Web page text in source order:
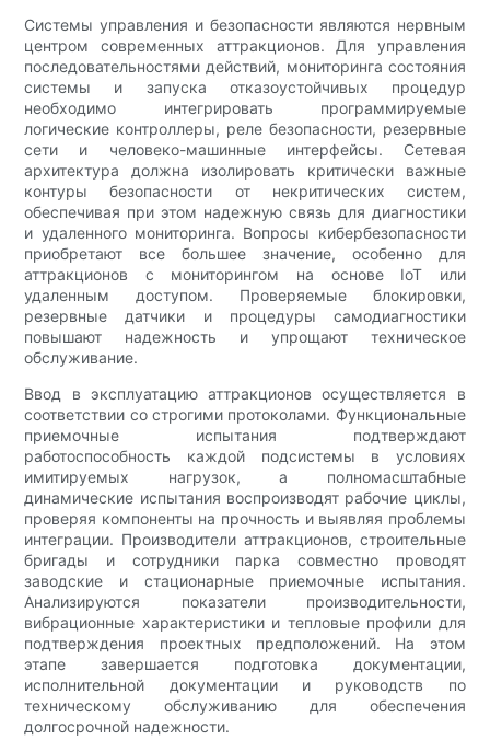
Системы управления и безопасности являются нервным
центром современных аттракционов. Для управления
последовательностями действий, мониторинга состояния
системы и запуска отказоустойчивых процедур
необходимо интегрировать программируемые
логические контроллеры, реле безопасности, резервные
сети и человеко-машинные интерфейсы. Сетевая
архитектура должна изолировать критически важные
контуры безопасности от некритических систем,
обеспечивая при этом надежную связь для диагностики
и удаленного мониторинга. Вопросы кибербезопасности
приобретают все большее значение, особенно для
аттракционов с мониторингом на основе IoT или
удаленным доступом. Проверяемые блокировки,
резервные датчики и процедуры самодиагностики
повышают надежность и упрощают техническое
обслуживание.
Ввод в эксплуатацию аттракционов осуществляется в
соответствии со строгими протоколами. Функциональные
приемочные испытания подтверждают
работоспособность каждой подсистемы в условиях
имитируемых нагрузок, а полномасштабные
динамические испытания воспроизводят рабочие циклы,
проверяя компоненты на прочность и выявляя проблемы
интеграции. Производители аттракционов, строительные
бригады и сотрудники парка совместно проводят
заводские и стационарные приемочные испытания.
Анализируются показатели производительности,
вибрационные характеристики и тепловые профили для
подтверждения проектных предположений. На этом
этапе завершается подготовка документации,
исполнительной документации и руководств по
техническому обслуживанию для обеспечения
долгосрочной надежности.